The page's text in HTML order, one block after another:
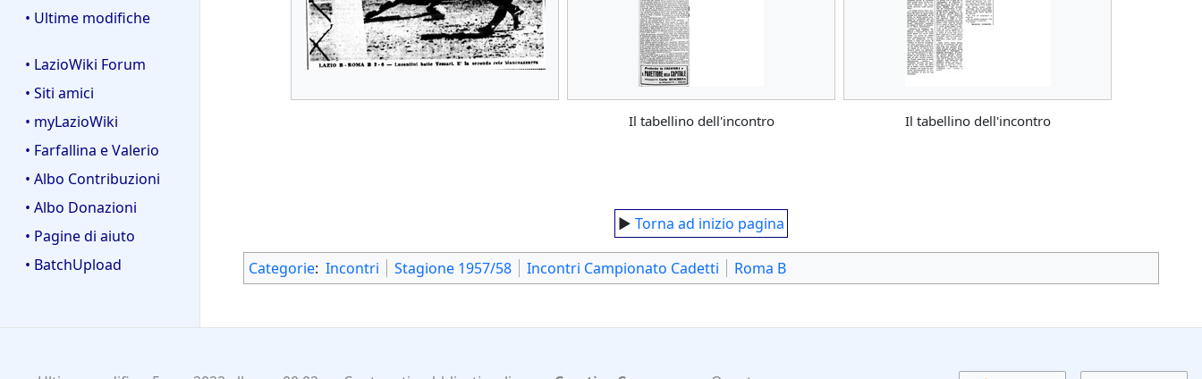
• Ultime modifiche
• LazioWiki Forum
• Siti amici
• myLazioWiki
• Farfallina e Valerio
• Albo Contribuzioni
• Albo Donazioni
• Pagine di aiuto
• BatchUpload
Il tabellino dell'incontro Il tabellino dell'incontro
► Torna ad inizio pagina
Categorie: Incontri Stagione 1957/58 Incontri Campionato Cadetti Roma B